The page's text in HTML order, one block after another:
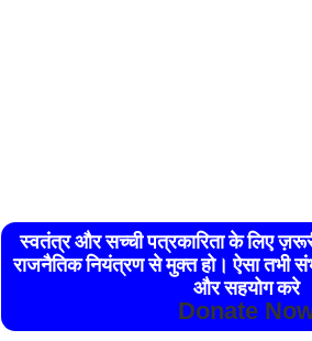
स्वतंत्र और सच्ची पत्रकारिता के लिए
राजनैतिक नियंत्रण से मुक्त हो। ऐसा
और सहयोग करे
Donate